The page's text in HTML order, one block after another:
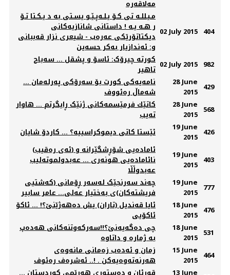
مەلاقەرە
مـیـللـه‌ تی کـۆ یـلـه‌پـێـو یسـتی به‌ د یـکـتا تـۆ
ر هـه‌ یـه !‌‌ داستانی شانازیه‌کانی
دیکتاتۆرێکی عه‌ره‌ب - شیعری نزار قەببانی
و: ئەندازیار بەکر حسەین
02 July 2015 404
‌کورتە چیرۆک: ئاسۆ و پشقل ... ‌سەباح
تاھیر 02 July 2015 982
نامه‌‌یه‌‌كی كورت بۆ سه‌‌رۆكی په‌‌رله‌‌مان ...
شه‌‌ماڵ ره‌‌ئووف
28 June
2015 429
کاتێك فرمێسمه‌کانی ژنێک ڕایگرتم ... هاوار
ته‌یب
28 June
2015 568
ئێستا کاتی دیموکراسییە؟ ... کاردۆ شایان
19 June
2015 426
(ئه‌ی ره‌قیب) ئاماده‌یی شۆڕشگێرانه‌ و
نائاماده‌یی هونه‌ری ... عه‌بدولموته‌لیب
عه‌بدوڵڵا
19 June
2015 403
چەند سەرنجێک لەسەر ڕۆمانی (کەشتیی
فریشتەکان)ی بەختیار عەلی... عامر سابیر
19 June
2015 777
ئایا قه‌ندیل (تاران) یش ده‌هه‌ژێنێ؟! ... ئاكۆ
ئاكۆیی
18 June
2015 476
چى دەگەيەنێ؟!!سەرکەوتنەکانى هەدەپ
بە ژمارە و داتاوە
18 June
2015 531
زمان و ئه‌ده‌ب زه‌مانی مانه‌وه‌ی
هه‌رنه‌ته‌وه‌یه‌كن . !.. ئه‌شره‌ف ره‌ئوف
15 June
2015 464